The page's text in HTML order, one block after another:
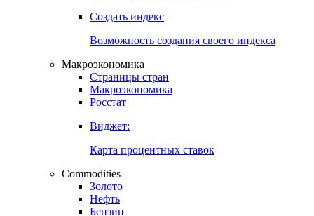
Создать индекс
Возможность создания своего индекса
Макроэкономика
Страницы стран
Макроэкономика
Росстат
Виджет:
Карта процентных ставок
Commodities
Золото
Нефть
Бензин